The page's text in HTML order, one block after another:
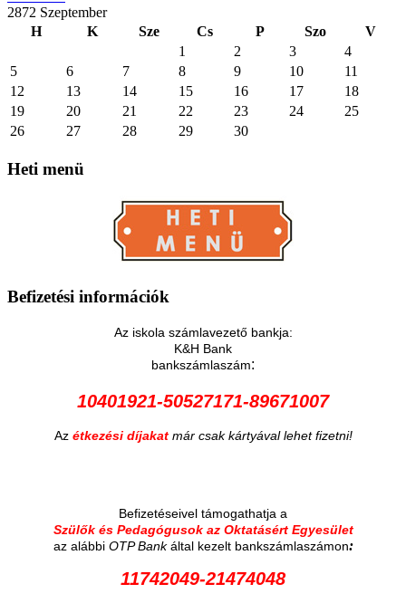
2872 Szeptember
H
K Sze Cs P Szo
V
1
2 3
4
5
6 7 8 9 10
11
12
13 14 15 16 17
18
19
20 21 22 23 24
25
26
27 28 29 30
Heti menü
Befizetési információk
Az iskola számlavezető bankja:
K&H Bank
bankszámlaszám:
10401921-50527171-89671007
Az étkezési díjakat már csak kártyával lehet fizetni!
Befizetéseivel támogathatja a
Szülők és Pedagógusok az Oktatásért Egyesület
az alábbi OTP Bankáltal kezelt bankszámlaszámon:
11742049-21474048